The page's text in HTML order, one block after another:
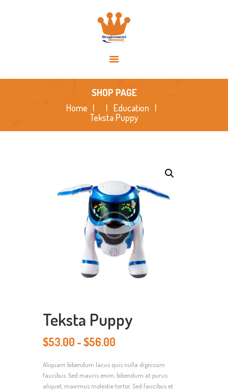
SHOP PAGE
Home
Education
Teksta Puppy
SPONSORS
Teksta Puppy
$53.00 -$56.00
tot
$56.00
Aliquam bibendum lacus quis nulla dignissim
faucibus. Sed mauris enim, bibendum at purus
aliquet, maximus molestie tortor. Sed faucibus et